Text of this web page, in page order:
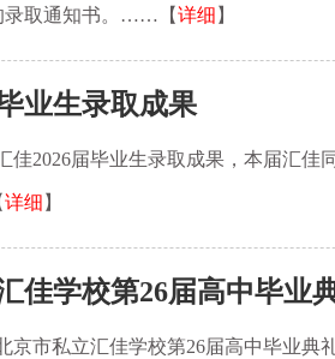
录取通知书。……【详细 】
业生录取成果
佳2026届毕业生录取成果，本届汇
详细 】
佳学校第26届高中毕业
京市私立汇佳学校第26届高中毕业典